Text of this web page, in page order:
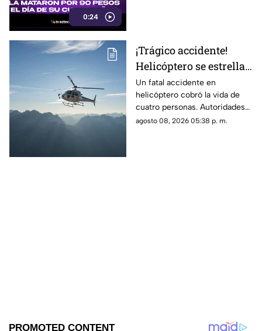
0:24
¡Trágico accidente!
Helicóptero se estrella
en zona boscosa y
mueren cuatro
personas
Un fatal accidente en
helicóptero cobró la vida de
cuatro personas. Autoridades
confirmaron que la aeronave
agosto 08, 2026 05:38 p. m.